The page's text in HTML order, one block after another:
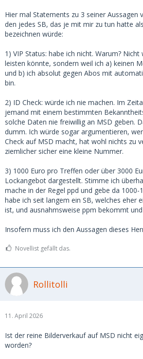
Hier mal Statements zu 3 seiner Aussagen
den jedes SB, das je mit mir zu tun hatte
bezeichnen würde:
1) VIP Status: habe ich nicht. Warum?
leisten könnte, sondern weil ich a) keinen
und b) ich absolut gegen Abos mit
bin.
2) ID Check: würde ich nie machen. Im
jemand mit einem bestimmten
solche Daten nie freiwillig an MSD geben.
dumm. Ich würde sogar argumentieren,
Check auf MSD macht, hat wohl nichts zu
ziemlicher sicher eine kleine Nummer.
3) 1000 Euro pro Treffen oder über 3000
Lockangebot dargestellt. Stimme ich
mache in der Regel ppd und gebe da 1000-
habe ich seit langem ein SB, welches eher
ist, und ausnahmsweise ppm bekommt
Insofern muss ich den Aussagen dieses
Novellist gefällt das.
Rollitolli
11. April 2026
Ist der reine Bilderverkauf auf MSD nicht
worden?